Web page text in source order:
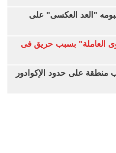
"العد العكسى" على
العاملة" بسبب حريق فى
يضرب منطقة على حدود الإكوادور